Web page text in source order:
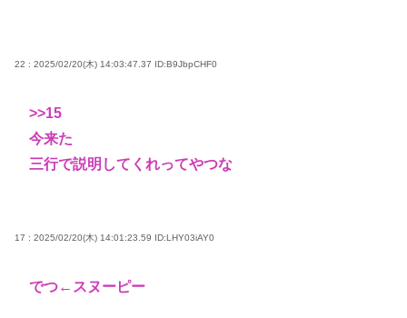
22 : 2025/02/20(木) 14:03:47.37 ID:B9JbpCHF0
>>15
今来た
三行で説明してくれってやつな
17 : 2025/02/20(木) 14:01:23.59 ID:LHY03iAY0
でつ←スヌーピー